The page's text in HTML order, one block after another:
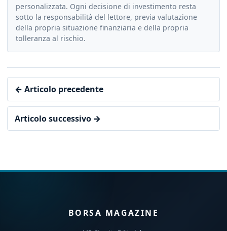
personalizzata. Ogni decisione di investimento resta
sotto la responsabilità del lettore, previa valutazione
della propria situazione finanziaria e della propria
tolleranza al rischio.
← Articolo precedente
Articolo successivo →
BORSA MAGAZINE